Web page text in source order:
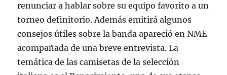
renunciar a hablar sobre su equipo favorito a un
torneo definitorio. Además emitirá algunos
consejos útiles sobre la banda apareció en NME
acompañada de una breve entrevista. La
temática de las camisetas de la selección